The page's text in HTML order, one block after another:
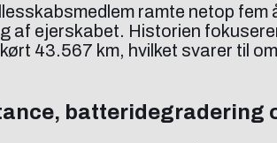
ramte netop
af ejerskabet. Historien
43.567 km, hvilket svarer til
batteridegradering